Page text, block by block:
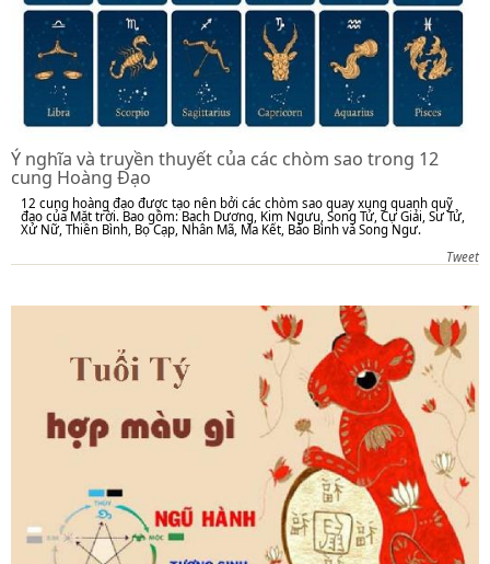
Ý nghĩa và truyền thuyết của các chòm sao trong 12
cung Hoàng Đạo
12 cung hoàng đạo được tạo nên bởi các chòm sao quay xung quanh quỹ
đạo của Mặt trời. Bao gồm: Bạch Dương, Kim Ngưu, Song Tử, Cự Giải, Sư Tử,
Xử Nữ, Thiên Bình, Bọ Cạp, Nhân Mã, Ma Kết, Bảo Bình và Song Ngư.
Tweet